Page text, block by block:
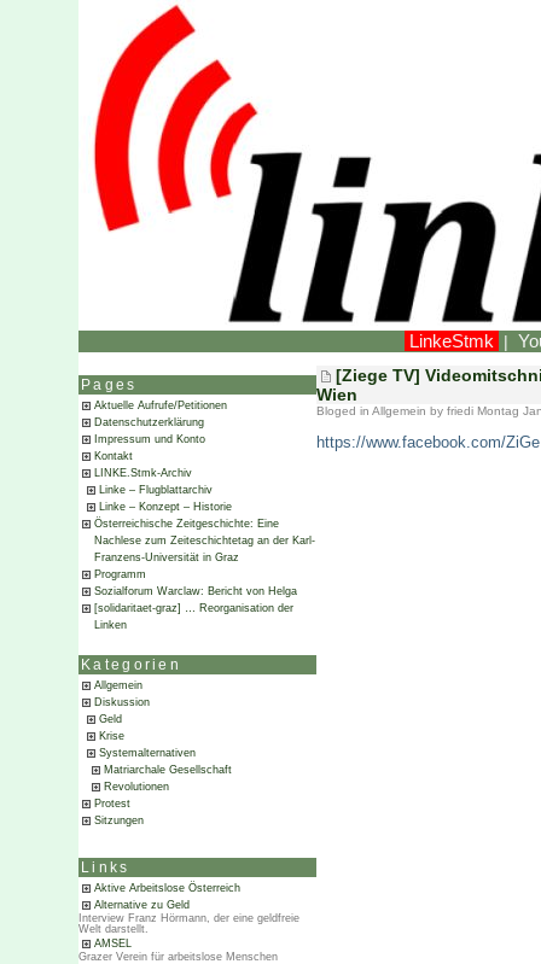
LinkeStmk |
Pages
Aktuelle Aufrufe/Petitionen
Datenschutzerklärung
Impressum und Konto
Kontakt
LINKE.Stmk-Archiv
Linke – Flugblattarchiv
Linke – Konzept – Historie
Österreichische Zeitgeschichte: Eine
Nachlese zum Zeiteschichtetag an der Karl-
Franzens-Universität in Graz
Programm
Sozialforum Warclaw: Bericht von Helga
[solidaritaet-graz] … Reorganisation der
Linken
Kategorien
Allgemein
Diskussion
Geld
Krise
Systemalternativen
Matriarchale Gesellschaft
Revolutionen
Protest
Sitzungen
Links
Aktive Arbeitslose Österreich
Alternative zu Geld
Interview Franz Hörmann, der eine geldfreie
Welt darstellt.
AMSEL
Grazer Verein für arbeitslose Menschen
[Ziege TV]
Wien
Bloged in Allgemein by friedi Montag
https://www.facebook.com/